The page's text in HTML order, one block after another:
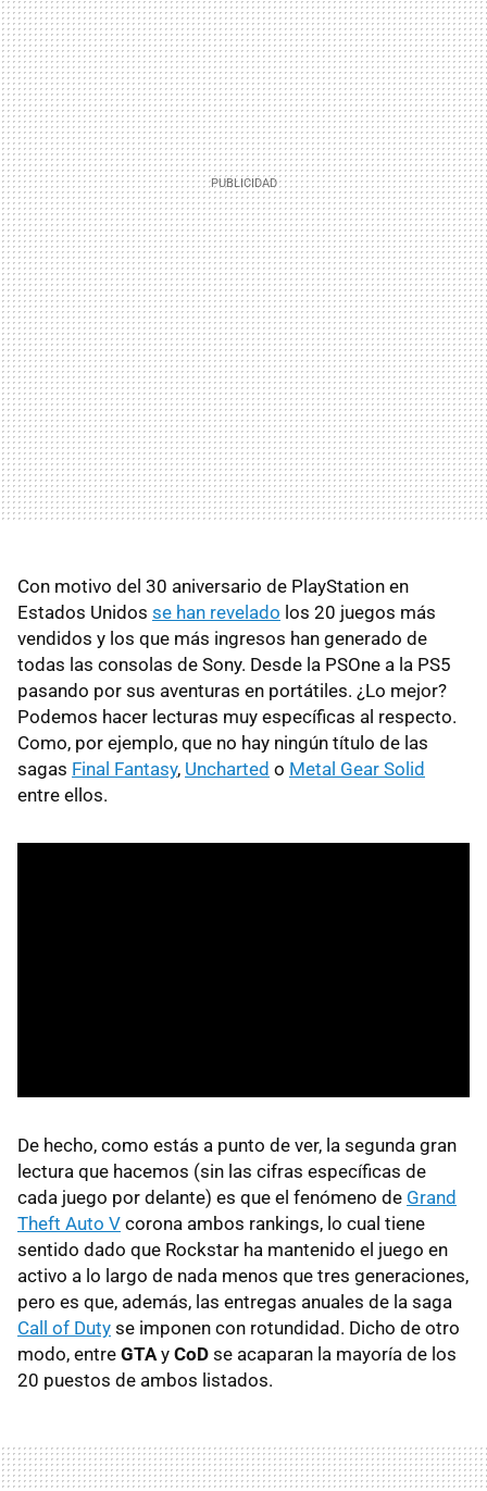
Con motivo del 30 aniversario de PlayStation en
Estados Unidos se han revelado los 20 juegos más
vendidos y los que más ingresos han generado de
todas las consolas de Sony. Desde la PSOne a la PS5
pasando por sus aventuras en portátiles. ¿Lo mejor?
Podemos hacer lecturas muy específicas al respecto.
Como, por ejemplo, que no hay ningún título de las
sagas Final Fantasy, Uncharted o Metal Gear Solid
entre ellos.
De hecho, como estás a punto de ver, la segunda gran
lectura que hacemos (sin las cifras específicas de
cada juego por delante) es que el fenómeno de Grand
Theft Auto V corona ambos rankings, lo cual tiene
sentido dado que Rockstar ha mantenido el juego en
activo a lo largo de nada menos que tres generaciones,
pero es que, además, las entregas anuales de la saga
Call of Duty se imponen con rotundidad. Dicho de otro
modo, entre GTAy CoD se acaparan la mayoría de los
20 puestos de ambos listados.